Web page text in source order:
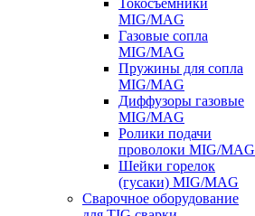
Токосъемники
MIG/MAG
Газовые сопла
MIG/MAG
Пружины для сопла
MIG/MAG
Диффузоры газовые
MIG/MAG
Ролики подачи
проволоки MIG/MAG
Шейки горелок
(гусаки) MIG/MAG
Сварочное оборудование